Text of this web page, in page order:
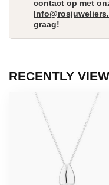
contact op met
graag!
RECENTLY